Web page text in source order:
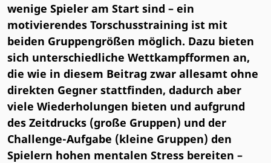
wenige Spieler am Start sind – ein
motivierendes Torschusstraining ist mit
beiden Gruppengrößen möglich. Dazu bieten
sich unterschiedliche Wettkampfformen an,
die wie in diesem Beitrag zwar allesamt ohne
direkten Gegner stattfinden, dadurch aber
viele Wiederholungen bieten und aufgrund
des Zeitdrucks (große Gruppen) und der
Challenge-Aufgabe (kleine Gruppen) den
Spielern hohen mentalen Stress bereiten –